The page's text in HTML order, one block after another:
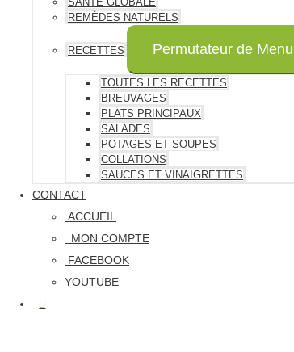
REMÈDES NATURELS
RECETTES Permutateur de Menu
TOUTES LES RECETTES
BREUVAGES
PLATS PRINCIPAUX
SALADES
POTAGES ET SOUPES
COLLATIONS
SAUCES ET VINAIGRETTES
CONTACT
ACCUEIL
MON COMPTE
FACEBOOK
YOUTUBE